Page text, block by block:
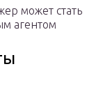
может стать
агентом